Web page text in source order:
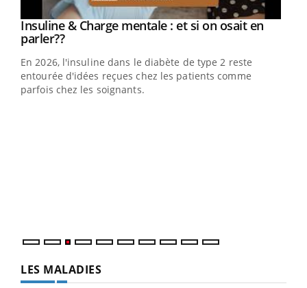
Youtube
Insuline & Charge mentale : et si on osait en
parler??Youtube
En 2026, l'insuline dans le diabète de type 2 reste
entourée d'idées reçues chez les patients comme
parfois chez les soignants.
LES MALADIES